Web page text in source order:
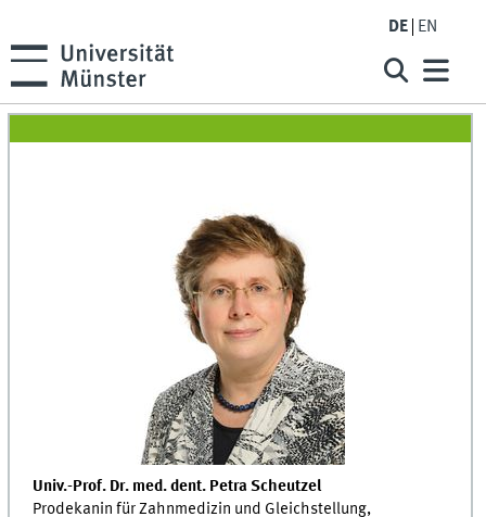
DE EN
Univ.-Prof. Dr. med. dent. Petra Scheutzel
Prodekanin für Zahnmedizin und Gleichstellung,